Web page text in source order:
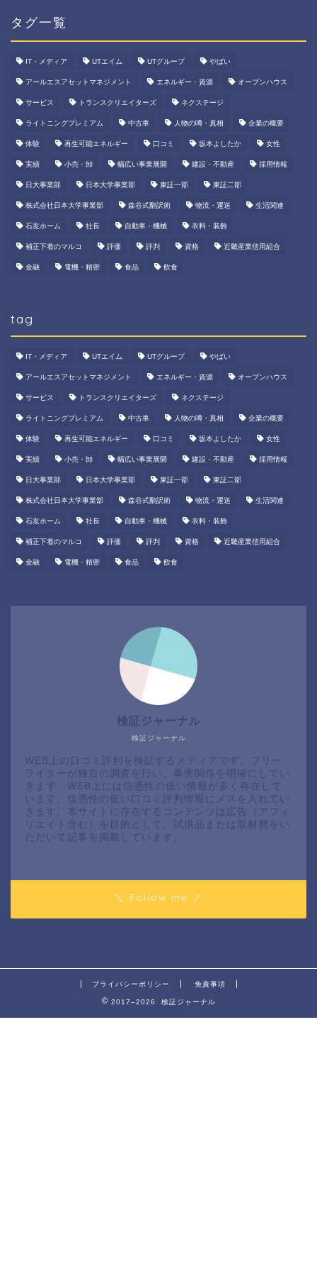
タグ一覧
IT・メディア UTエイム UTグループ やばい
アールエスアセットマネジメント エネルギー・資源 オープンハウス
サービス トランスクリエイターズ ネクステージ
ライトニングプレミアム 中古車 人物の噂・真相 企業の概要
体験 再生可能エネルギー 口コミ 坂本よしたか 女性
実績 小売・卸 幅広い事業展開 建設・不動産 採用情報
日大事業部 日本大学事業部 東証一部 東証二部
株式会社日本大学事業部 森谷式翻訳術 物流・運送 生活関連
石友ホーム 社長 自動車・機械 衣料・装飾
補正下着のマルコ 評価 評判 資格 近畿産業信用組合
金融 電機・精密 食品 飲食
tag
IT・メディア UTエイム UTグループ やばい
アールエスアセットマネジメント エネルギー・資源 オープンハウス
サービス トランスクリエイターズ ネクステージ
ライトニングプレミアム 中古車 人物の噂・真相 企業の概要
体験 再生可能エネルギー 口コミ 坂本よしたか 女性
実績 小売・卸 幅広い事業展開 建設・不動産 採用情報
日大事業部 日本大学事業部 東証一部 東証二部
株式会社日本大学事業部 森谷式翻訳術 物流・運送 生活関連
石友ホーム 社長 自動車・機械 衣料・装飾
補正下着のマルコ 評価 評判 資格 近畿産業信用組合
金融 電機・精密 食品 飲食
検証ジャーナル
検証ジャーナル
WEB上の口コミ評判を検証するメディアです。フリー
ライターが独自の調査を行い、事実関係を明確にしてい
きます。WEB上には信憑性の低い情報が多く存在して
います。信憑性の低い口コミ評判情報にメスを入れてい
きます。本サイトに存在するコンテンツは広告（アフィ
リエイト含む）を目的として、試供品または取材費をい
ただいて記事を掲載しています。
＼ Follow me ／
プライバシーポリシー 免責事項
2017–2026 検証ジャーナル